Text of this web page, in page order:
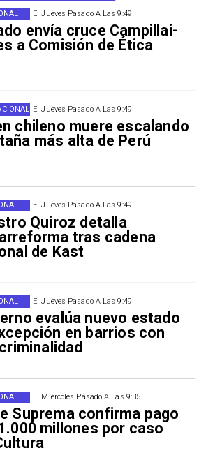
El Jueves Pasado A Las 9:49
envía cruce Campillai-
a Comisión de Ética
El Jueves Pasado A Las 9:49
chileno muere escalando
más alta de Perú
El Jueves Pasado A Las 9:49
Quiroz detalla
tras cadena
de Kast
El Jueves Pasado A Las 9:49
evalúa nuevo estado
en barrios con
El Miércoles Pasado A Las 9:35
Suprema confirma pago
millones por caso